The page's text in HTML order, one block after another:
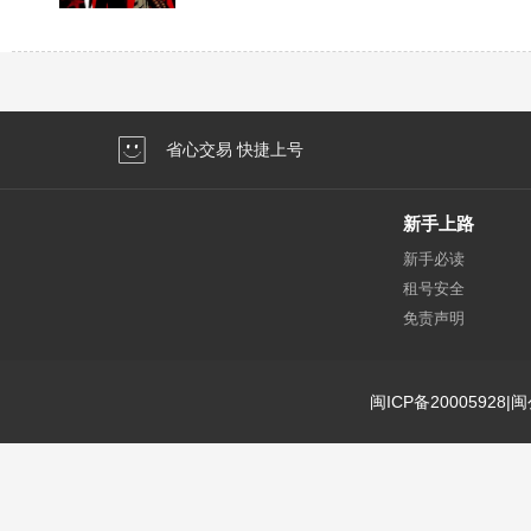
省心交易 快捷上号
新手上路
新手必读
租号安全
免责声明
闽ICP备20005928|